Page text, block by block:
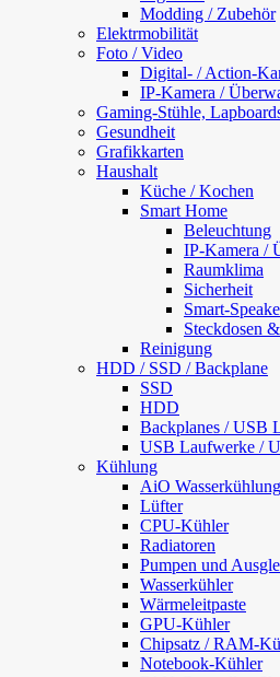
Modding / Zubehör
Elektrmobilität
Foto / Video
Digital- / Action-
IP-Kamera /
Gaming-Stühle,
Gesundheit
Grafikkarten
Haushalt
Küche / Kochen
Smart Home
Beleuchtung
IP-Kamera /
Raumklima
Sicherheit
Smart-
Steckdosen
Reinigung
HDD / SSD / Backplane
SSD
HDD
Backplanes / USB
USB Laufwerke /
Kühlung
AiO
Lüfter
CPU-Kühler
Radiatoren
Pumpen und
Wasserkühler
Wärmeleitpaste
GPU-Kühler
Chipsatz / RAM-
Notebook-Kühler